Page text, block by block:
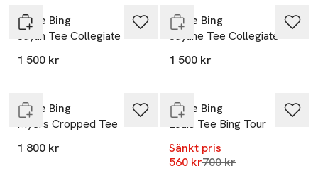
Anine Bing
Jaylin Tee Collegiate
1 500 kr
Anine Bing
Jayline Tee Collegiate
1 500 kr
Anine Bing
Myers Cropped Tee
1 800 kr
-20%
Anine Bing
Louis Tee Bing Tour
Sänkt pris
560 krLägsta pris 30 dagar
700 kr